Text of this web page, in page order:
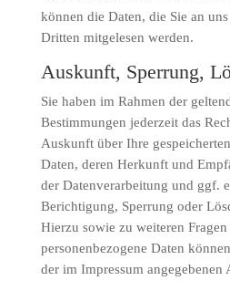
können die Daten, die Sie an
Dritten mitgelesen werden.
Auskunft, Sperrung,
Sie haben im Rahmen der
Bestimmungen jederzeit das
Auskunft über Ihre
Daten, deren Herkunft und
der Datenverarbeitung und ggf.
Berichtigung, Sperrung oder
Hierzu sowie zu weiteren
personenbezogene Daten
der im Impressum angegebenen